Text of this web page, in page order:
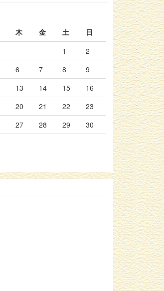
木 金 土
日
1
2
6 7 8
9
13 14 15
16
20 21 22
23
27 28 29
30